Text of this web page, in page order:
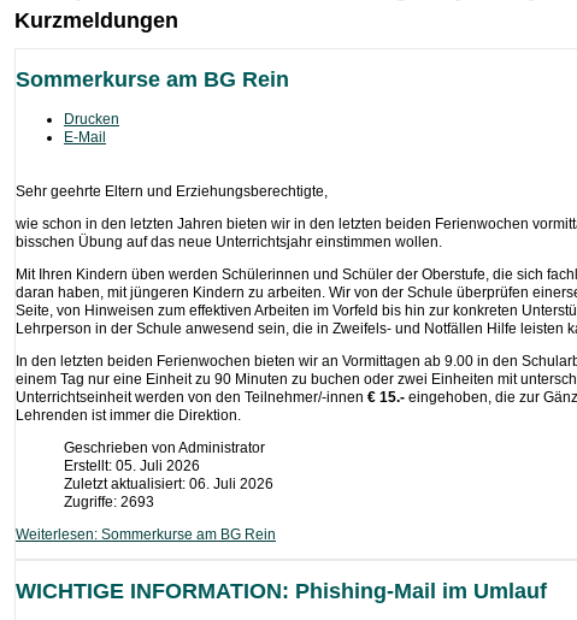
Kurzmeldungen
Sommerkurse am BG Rein
Drucken
E-Mail
Sehr geehrte Eltern und Erziehungsberechtigte,
wie schon in den letzten Jahren bieten wir in den letzten beiden Ferienwochen
bisschen Übung auf das neue Unterrichtsjahr einstimmen wollen.
Mit Ihren Kindern üben werden Schülerinnen und Schüler der Oberstufe, die sich
daran haben, mit jüngeren Kindern zu arbeiten. Wir von der Schule überprüfen
Seite, von Hinweisen zum effektiven Arbeiten im Vorfeld bis hin zur konkreten
Lehrperson in der Schule anwesend sein, die in Zweifels- und Notfällen Hilfe leisten
In den letzten beiden Ferienwochen bieten wir an Vormittagen ab 9.00 in den
einem Tag nur eine Einheit zu 90 Minuten zu buchen oder zwei Einheiten mit
Unterrichtseinheit werden von den Teilnehmer/-innen € 15.- eingehoben, die zur
Lehrenden ist immer die Direktion.
Geschrieben von Administrator
Erstellt: 05. Juli 2026
Zuletzt aktualisiert: 06. Juli 2026
Zugriffe: 2693
Weiterlesen: Sommerkurse am BG Rein
WICHTIGE INFORMATION: Phishing-Mail im Umlauf